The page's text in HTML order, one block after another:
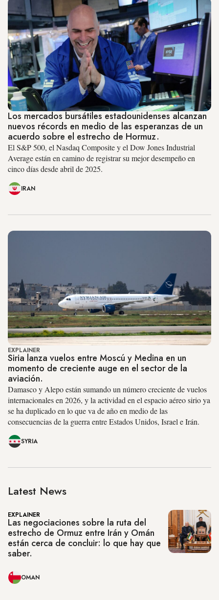
Los mercados bursátiles estadounidenses alcanzan
nuevos récords en medio de las esperanzas de un
acuerdo sobre el estrecho de Hormuz.
El S&P 500, el Nasdaq Composite y el Dow Jones Industrial
Average están en camino de registrar su mejor desempeño en
cinco días desde abril de 2025.
IRAN
EXPLAINER
Siria lanza vuelos entre Moscú y Medina en un
momento de creciente auge en el sector de la
aviación.
Damasco y Alepo están sumando un número creciente de vuelos
internacionales en 2026, y la actividad en el espacio aéreo sirio ya
se ha duplicado en lo que va de año en medio de las
consecuencias de la guerra entre Estados Unidos, Israel e Irán.
SYRIA
Latest News
EXPLAINER
Las negociaciones sobre la ruta del
estrecho de Ormuz entre Irán y Omán
están cerca de concluir: lo que hay que
saber.
OMAN